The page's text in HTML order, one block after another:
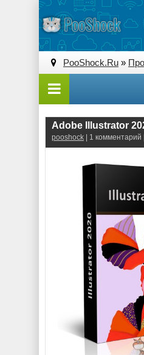
PooShock.Ru »
pooshock | 1